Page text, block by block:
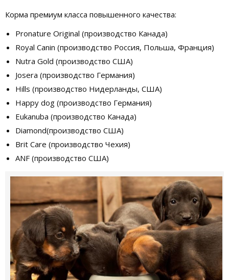
Корма премиум класса повышенного качества:
Pronature Original (производство Канада)
Royal Canin (производство Россия, Польша, Франция)
Nutra Gold (производство США)
Josera (производство Германия)
Hills (производство Нидерланды, США)
Happy dog (производство Германия)
Eukanuba (производство Канада)
Diamond(производство США)
Brit Care (производство Чехия)
ANF (производство США)